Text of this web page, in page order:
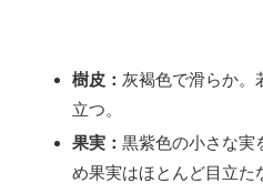
樹皮： 灰褐色で滑らか。
立つ。
果実： 黒紫色の小さな実
め果実はほとんど目立た